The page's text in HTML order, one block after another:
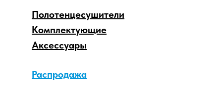
Аксессуары
Распродажа
Комплектующие
Полотенцесушители